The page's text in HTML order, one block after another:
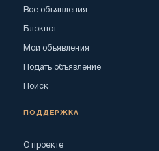
Все объявления
Блокнот
Мои объявления
Подать объявление
Поиск
ПОДДЕРЖКА
О проекте